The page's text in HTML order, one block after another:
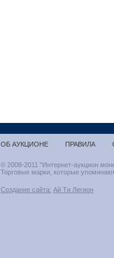
ОБ АУКЦИОНЕ ПРАВИЛА
© 2008-2011 "Интернет-аукцион
Торговые марки, которые
Создание сайта: Ай Ти Легион